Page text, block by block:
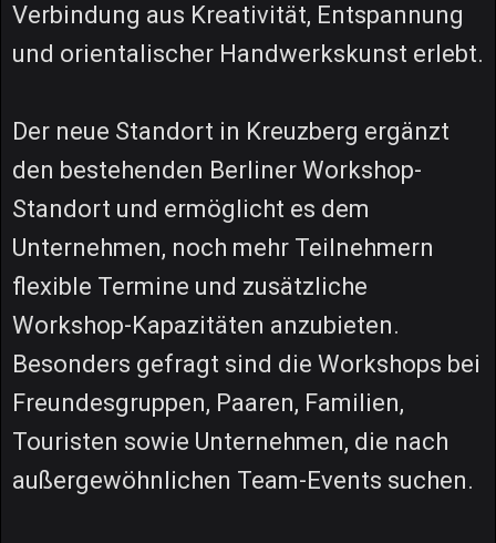
Verbindung aus Kreativität, Entspannung
und orientalischer Handwerkskunst erlebt.
Der neue Standort in Kreuzberg ergänzt
den bestehenden Berliner Workshop-
Standort und ermöglicht es dem
Unternehmen, noch mehr Teilnehmern
flexible Termine und zusätzliche
Workshop-Kapazitäten anzubieten.
Besonders gefragt sind die Workshops bei
Freundesgruppen, Paaren, Familien,
Touristen sowie Unternehmen, die nach
außergewöhnlichen Team-Events suchen.